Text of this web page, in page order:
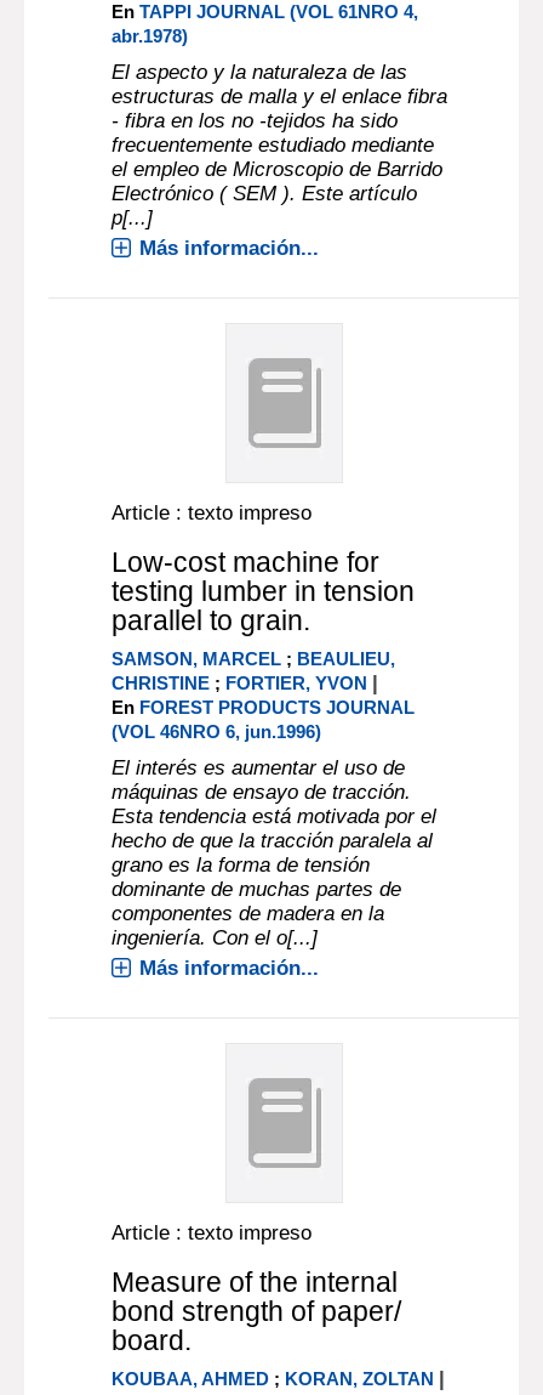
EnTAPPI JOURNAL (VOL 61NRO 4,
abr.1978)
El aspecto y la naturaleza de las
estructuras de malla y el enlace fibra
- fibra en los no -tejidos ha sido
frecuentemente estudiado mediante
el empleo de Microscopio de Barrido
Electrónico ( SEM ). Este artículo
p[...]
Más información...
Article : texto impreso
Low-cost machine for
testing lumber in tension
parallel to grain.
SAMSON, MARCEL ; BEAULIEU,
CHRISTINE ; FORTIER, YVON |
En FOREST PRODUCTS JOURNAL
(VOL 46NRO 6, jun.1996)
El interés es aumentar el uso de
máquinas de ensayo de tracción.
Esta tendencia está motivada por el
hecho de que la tracción paralela al
grano es la forma de tensión
dominante de muchas partes de
componentes de madera en la
ingeniería. Con el o[...]
Más información...
Article : texto impreso
Measure of the internal
bond strength of paper/
board.
KOUBAA, AHMED ; KORAN, ZOLTAN |